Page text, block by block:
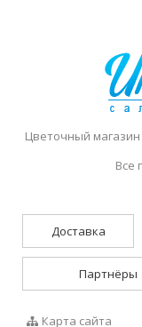
Цветочный
Все
Доставка
Партнёры
Карта сайта